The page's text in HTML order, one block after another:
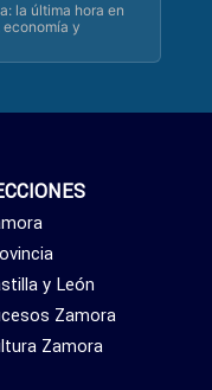
la última hora en
y
y León
Zamora
Zamora